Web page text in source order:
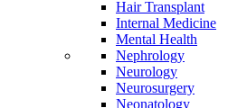
Hair Transplant
Internal Medicine
Mental Health
Nephrology
Neurology
Neurosurgery
Neonatology